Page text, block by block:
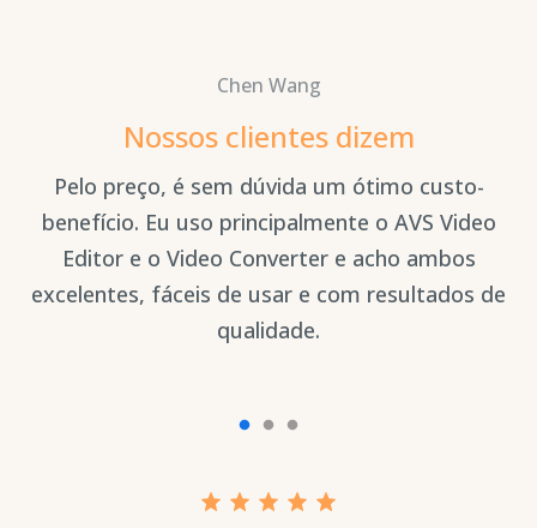
Chen Wang
Nossos clientes dizem
Pelo preço, é sem dúvida um ótimo custo-
benefício. Eu uso principalmente o AVS Video
Editor e o Video Converter e acho ambos
excelentes, fáceis de usar e com resultados de
qualidade.